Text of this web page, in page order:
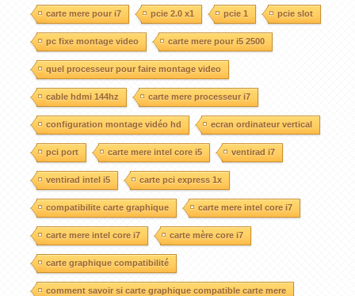
carte mere pour i7 pcie 2.0 x1 pcie 1 pcie slot
pc fixe montage video carte mere pour i5 2500
quel processeur pour faire montage video
cable hdmi 144hz carte mere processeur i7
configuration montage vidéo hd ecran ordinateur vertical
pci port carte mere intel core i5 ventirad i7
ventirad intel i5 carte pci express 1x
compatibilite carte graphique carte mere intel core i7
carte mere intel core i7 carte mère core i7
carte graphique compatibilité
comment savoir si carte graphique compatible carte mere